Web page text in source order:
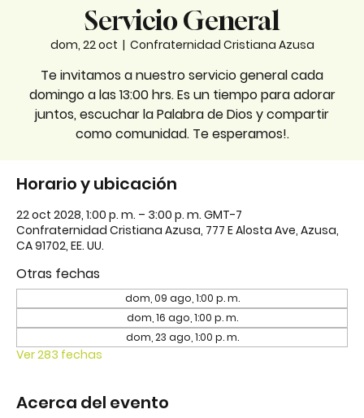
Servicio General
dom, 22 oct
  |
Confraternidad Cristiana Azusa
Te invitamos a nuestro servicio general cada
domingo a las 13:00 hrs. Es un tiempo para adorar
juntos, escuchar la Palabra de Dios y compartir
como comunidad. Te esperamos!.
Horario y ubicación
22 oct 2028, 1:00 p. m. – 3:00 p. m. GMT-7
Confraternidad Cristiana Azusa, 777 E Alosta Ave, Azusa,
CA 91702, EE. UU.
Otras fechas
dom, 09 ago, 1:00 p. m.
dom, 16 ago, 1:00 p. m.
dom, 23 ago, 1:00 p. m.
Ver 283 fechas
Acerca del evento